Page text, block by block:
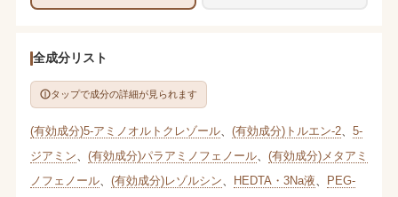
全成分リスト
タップで成分の詳細が見られます
(有効成分)5-アミノオルトクレゾール、 (有効成分)トルエン-2、 5-
ジアミン
(有効成分)パラアミノフェノール、 (有効成分)メタアミ
ノフェノール、 (有効成分)レゾルシン HEDTA・3Na液
PEG-